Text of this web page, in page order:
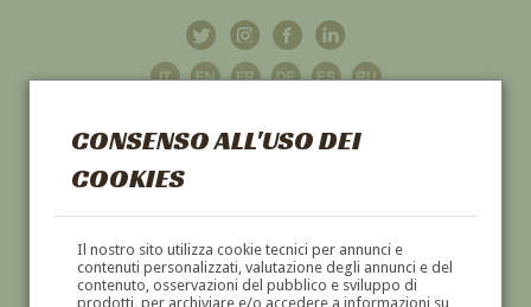
CONSENSO ALL'USO DEI
COOKIES
Il nostro sito utilizza cookie tecnici per annunci e
contenuti personalizzati, valutazione degli annunci e del
contenuto, osservazioni del pubblico e sviluppo di
prodotti, per archiviare e/o accedere a informazioni su
GALLERIAD'ARTE
DIPINTI E SCULTURE '800 E '900